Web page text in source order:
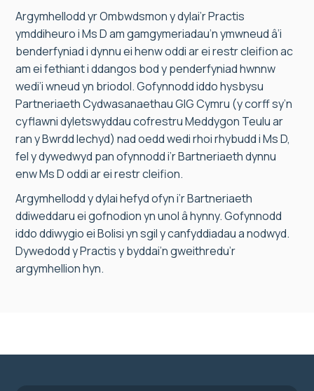
Argymhellodd yr Ombwdsmon y dylai’r Practis
ymddiheuro i Ms D am gamgymeriadau’n ymwneud â’i
benderfyniad i dynnu ei henw oddi ar ei restr cleifion ac
am ei fethiant i ddangos bod y penderfyniad hwnnw
wedi’i wneud yn briodol. Gofynnodd iddo hysbysu
Partneriaeth Cydwasanaethau GIG Cymru (y corff sy’n
cyflawni dyletswyddau cofrestru Meddygon Teulu ar
ran y Bwrdd Iechyd) nad oedd wedi rhoi rhybudd i Ms D,
fel y dywedwyd pan ofynnodd i’r Bartneriaeth dynnu
enw Ms D oddi ar ei restr cleifion.
Argymhellodd y dylai hefyd ofyn i’r Bartneriaeth
ddiweddaru ei gofnodion yn unol â hynny. Gofynnodd
iddo ddiwygio ei Bolisi yn sgil y canfyddiadau a nodwyd.
Dywedodd y Practis y byddai’n gweithredu’r
argymhellion hyn.